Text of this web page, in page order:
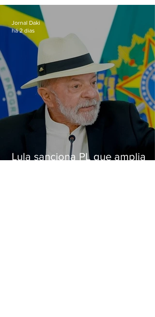
Alcântara
Lula sanciona PL que amplia
Jornal Daki
há 2 dias